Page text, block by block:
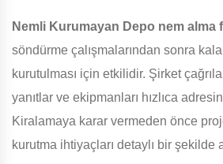
Nemli Kurumayan Depo nem alma
söndürme çalışmalarından sonra
kurutulması için etkilidir. Şirket
yanıtlar ve ekipmanları hızlıca
Kiralamaya karar vermeden önce
kurutma ihtiyaçları detaylı bir şekilde